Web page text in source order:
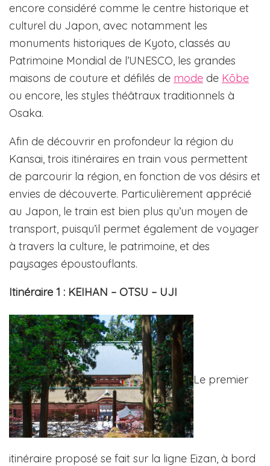
encore considéré comme le centre historique et
culturel du Japon, avec notamment les
monuments historiques de Kyoto, classés au
Patrimoine Mondial de l’UNESCO, les grandes
maisons de couture et défilés de mode de Kōbe
ou encore, les styles théâtraux traditionnels à
Osaka.
Afin de découvrir en profondeur la région du
Kansai, trois itinéraires en train vous permettent
de parcourir la région, en fonction de vos désirs et
envies de découverte. Particulièrement apprécié
au Japon, le train est bien plus qu’un moyen de
transport, puisqu’il permet également de voyager
à travers la culture, le patrimoine, et des
paysages époustouflants.
Itinéraire 1 : KEIHAN – OTSU – UJI
Le premier
itinéraire proposé se fait sur la ligne Eizan, à bord